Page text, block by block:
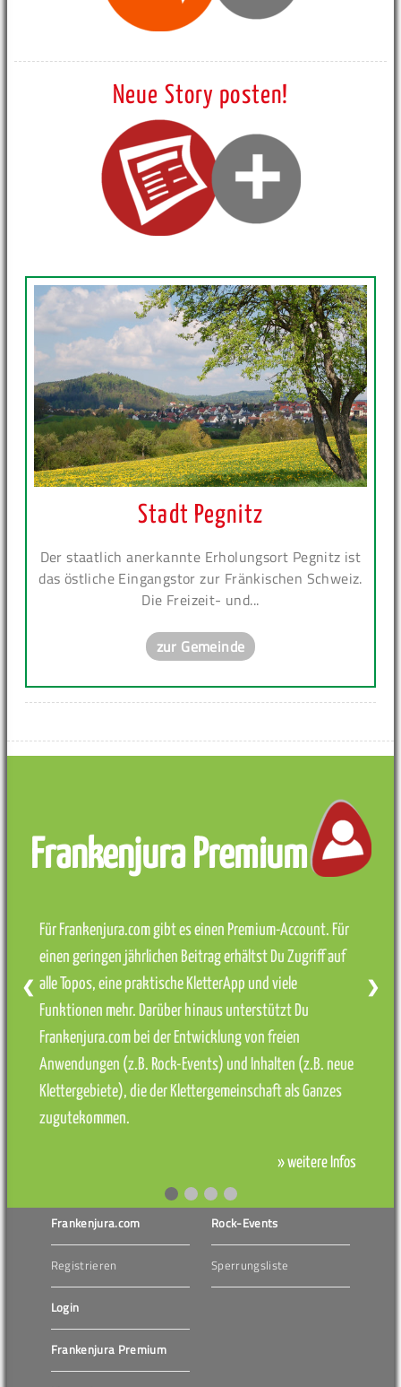
Neue Story posten!
Stadt Pegnitz
Der staatlich anerkannte Erholungsort Pegnitz ist
das östliche Eingangstor zur Fränkischen Schweiz.
Die Freizeit- und...
zur Gemeinde
Frankenjura Premium
Für Frankenjura.com gibt es einen Premium-Account. Für
einen geringen jährlichen Beitrag erhältst Du Zugriff auf
alle Topos, eine praktische KletterApp und viele
Funktionen mehr. Darüber hinaus unterstützt Du
Frankenjura.com bei der Entwicklung von freien
Anwendungen (z.B. Rock-Events) und Inhalten (z.B. neue
Klettergebiete), die der Klettergemeinschaft als Ganzes
zugutekommen.
» weitere Infos
❮ ❯
Frankenjura.com
Registrieren
Login
Frankenjura Premium
Rock-Events
Sperrungsliste